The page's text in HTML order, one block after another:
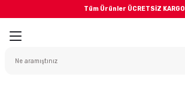
Tüm Ürünler ÜCRETSİZ KARGO
Geri Dön